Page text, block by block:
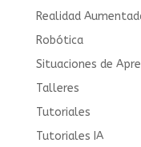
Realidad
Robótica
Situaciones de
Talleres
Tutoriales
Tutoriales IA